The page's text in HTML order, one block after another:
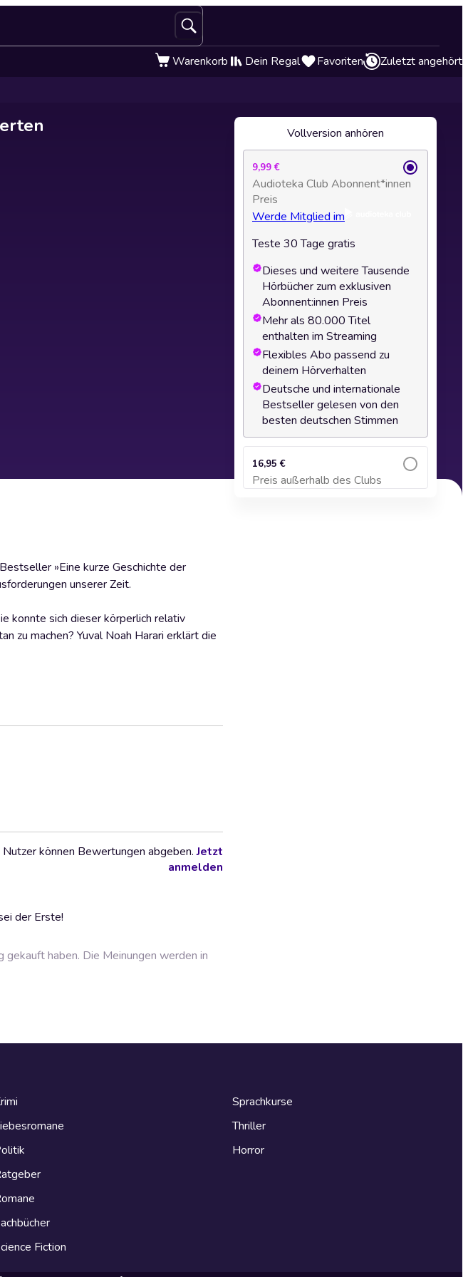
Warenkorb Dein Regal Favoriten Zuletzt angehört
»Eine kurze Geschichte der
unserer Zeit.
konnte sich dieser körperlich relativ
zu machen? Yuval Noah Harari erklärt die
der Erste!
können Bewertungen abgeben.Jetzt
anmelden
haben. Die Meinungen werden in
Vollversion anhören
9,99 €
Audioteka Club Abonnent*innen
Preis
Werde Mitglied im
Teste 30 Tage gratis
Dieses und weitere Tausende
Hörbücher zum exklusiven
Abonnent:innen Preis
Mehr als 80.000 Titel
enthalten im Streaming
Flexibles Abo passend zu
deinem Hörverhalten
Deutsche und internationale
Bestseller gelesen von den
besten deutschen Stimmen
16,95 €
Preis außerhalb des Clubs
Zum Warenkorb hinzufügen
Fiction
Sprachkurse
Thriller
Horror